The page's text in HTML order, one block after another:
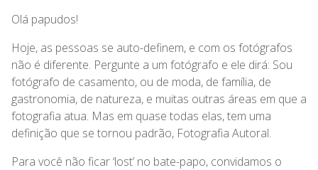
Olá papudos!
Hoje, as pessoas se auto-definem, e com os fotógrafos
não é diferente. Pergunte a um fotógrafo e ele dirá: Sou
fotógrafo de casamento, ou de moda, de família, de
gastronomia, de natureza, e muitas outras áreas em que a
fotografia atua. Mas em quase todas elas, tem uma
definição que se tornou padrão, Fotografia Autoral.
Para você não ficar ‘lost’ no bate-papo, convidamos o